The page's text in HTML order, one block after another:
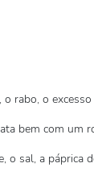
rabo, o
bem com um
o sal, a páprica